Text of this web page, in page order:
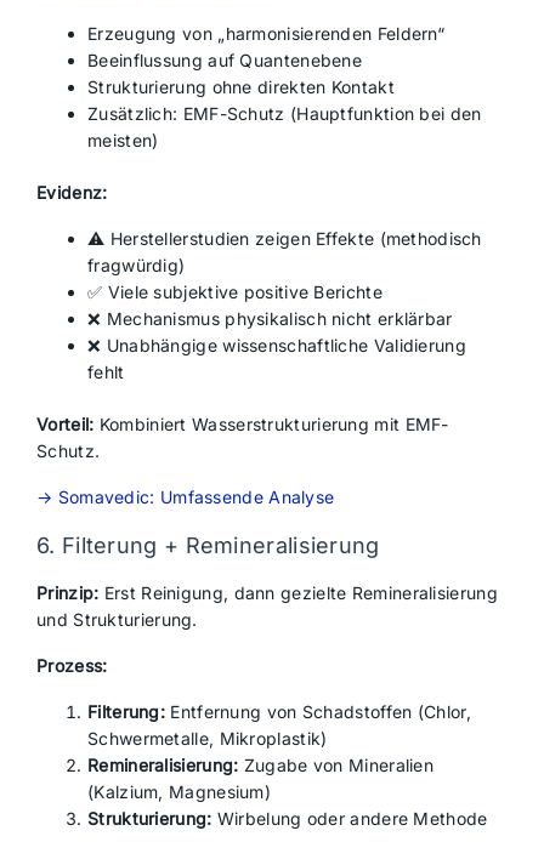
Erzeugung von „harmonisierenden Feldern“
Beeinflussung auf Quantenebene
Strukturierung ohne direkten Kontakt
Zusätzlich: EMF-Schutz (Hauptfunktion bei den
meisten)
Evidenz:
⚠️ Herstellerstudien zeigen Effekte (methodisch
fragwürdig)
✅ Viele subjektive positive Berichte
❌ Mechanismus physikalisch nicht erklärbar
❌ Unabhängige wissenschaftliche Validierung
fehlt
Vorteil: Kombiniert Wasserstrukturierung mit EMF-
Schutz.
→ Somavedic: Umfassende Analyse
6. Filterung + Remineralisierung
Prinzip: Erst Reinigung, dann gezielte Remineralisierung
und Strukturierung.
Prozess:
Filterung: Entfernung von Schadstoffen (Chlor,
Schwermetalle, Mikroplastik)
Remineralisierung: Zugabe von Mineralien
(Kalzium, Magnesium)
Strukturierung: Wirbelung oder andere Methode